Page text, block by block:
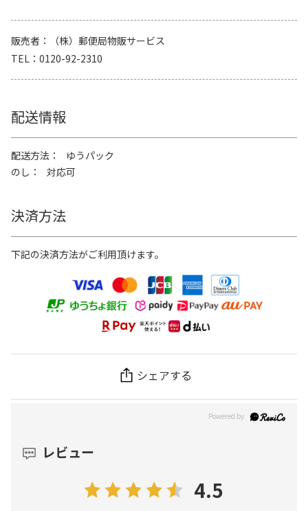
販売者
（株）郵便局物販サービス
TEL
0120-92-2310
配送情報
配送方法
ゆうパック
のし
対応可
決済方法
下記の決済方法がご利用頂けます。
シェアする
レビュー
4.5